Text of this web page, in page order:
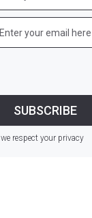
we respect your privacy